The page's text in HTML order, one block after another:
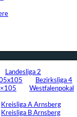
Landesliga 2
Bezirksliga 4
Westfalenpokal
Kreisliga A Arnsberg
Kreisliga B Arnsberg